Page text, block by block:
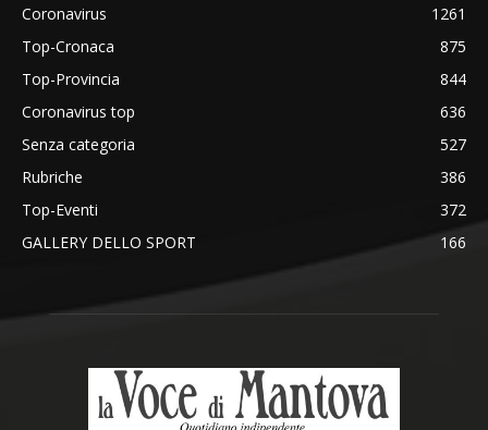
Coronavirus
1261
Top-Cronaca
875
Top-Provincia
844
Coronavirus top
636
Senza categoria
527
Rubriche
386
Top-Eventi
372
GALLERY DELLO SPORT
166